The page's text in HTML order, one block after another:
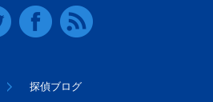
探偵ブログ